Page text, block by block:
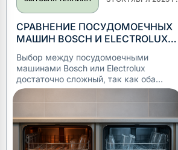
СРАВНЕНИЕ ПОСУДОМОЕЧНЫХ
МАШИН BOSCH И ELECTROLUX:
Выбор между посудомоечными
машинами Bosch или Electrolux
достаточно сложный, так как оба
производителя предлагают надежные
модели, которые упрощают жизнь. Но
точностью и